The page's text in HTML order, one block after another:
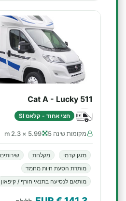
Cat A - Lucky 511
חצי אחוד - קלאס SI
מקומות שינה 5 5.99 × 2.3 m
מזגן קדמי מקלחת
שירותים
מותרת הסעת חיות מחמד
מותאם לנסיעה בתנאי חורף / קיפאון